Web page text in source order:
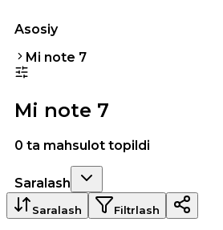
Asosiy
Mi note 7
Mi note 7
0 ta mahsulot topildi
Saralash
Saralash Filtrlash